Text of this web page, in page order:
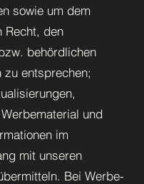
sowie um dem
Recht, den
behördlichen
zu entsprechen;
und
im
mit unseren
Bei Werbe-